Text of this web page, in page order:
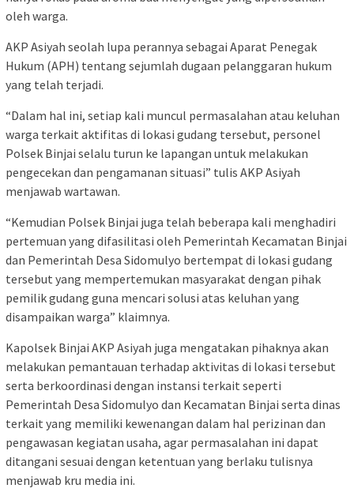
oleh warga.
AKP Asiyah seolah lupa perannya sebagai Aparat Penegak
Hukum (APH) tentang sejumlah dugaan pelanggaran hukum
yang telah terjadi.
“Dalam hal ini, setiap kali muncul permasalahan atau keluhan
warga terkait aktifitas di lokasi gudang tersebut, personel
Polsek Binjai selalu turun ke lapangan untuk melakukan
pengecekan dan pengamanan situasi” tulis AKP Asiyah
menjawab wartawan.
“Kemudian Polsek Binjai juga telah beberapa kali menghadiri
pertemuan yang difasilitasi oleh Pemerintah Kecamatan Binjai
dan Pemerintah Desa Sidomulyo bertempat di lokasi gudang
tersebut yang mempertemukan masyarakat dengan pihak
pemilik gudang guna mencari solusi atas keluhan yang
disampaikan warga” klaimnya.
Kapolsek Binjai AKP Asiyah juga mengatakan pihaknya akan
melakukan pemantauan terhadap aktivitas di lokasi tersebut
serta berkoordinasi dengan instansi terkait seperti
Pemerintah Desa Sidomulyo dan Kecamatan Binjai serta dinas
terkait yang memiliki kewenangan dalam hal perizinan dan
pengawasan kegiatan usaha, agar permasalahan ini dapat
ditangani sesuai dengan ketentuan yang berlaku tulisnya
menjawab kru media ini.